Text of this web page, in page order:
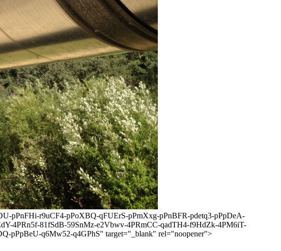
pPnFHi-r9uCF4-pPoXBQ-qFUErS-pPmXxg-pPnBFR-pdetq3-pPpDeA-
4PRn5f-81fSdB-59SnMz-e2Vbwv-4PRmCC-qadTH4-f9HdZk-4PM6iT-
pPpBeU-q6Mw52-q4GPhS" target="_blank" rel="noopener">